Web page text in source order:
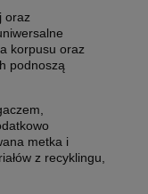
oraz
korpusu oraz
podnoszą
metka i
z recyklingu,